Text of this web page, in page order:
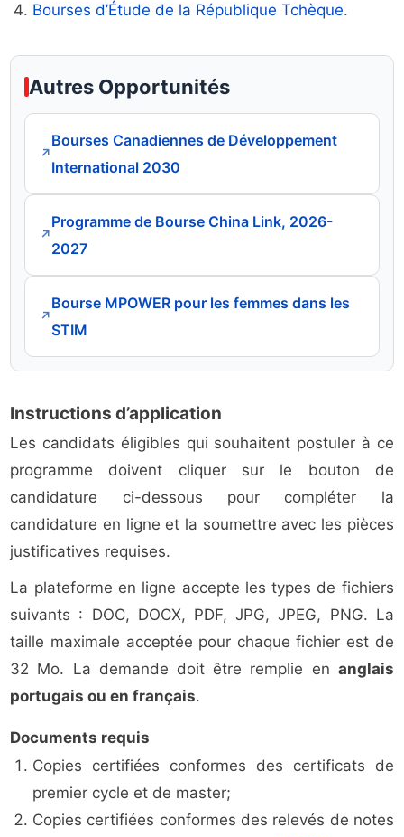
Bourses d’Étude de la République Tchèque.
Autres Opportunités
↗
Bourses Canadiennes de Développement
International 2030
↗
Programme de Bourse China Link, 2026-
2027
↗
Bourse MPOWER pour les femmes dans les
STIM
Instructions d’application
Les candidats éligibles qui souhaitent postuler à ce
programme doivent cliquer sur le bouton de
candidature ci-dessous pour compléter la
candidature en ligne et la soumettre avec les pièces
justificatives requises.
La plateforme en ligne accepte les types de fichiers
suivants : DOC, DOCX, PDF, JPG, JPEG, PNG. La
taille maximale acceptée pour chaque fichier est de
32 Mo. La demande doit être remplie en anglais
portugais ou en français.
Documents requis
Copies certifiées conformes des certificats de
premier cycle et de master;
Copies certifiées conformes des relevés de notes